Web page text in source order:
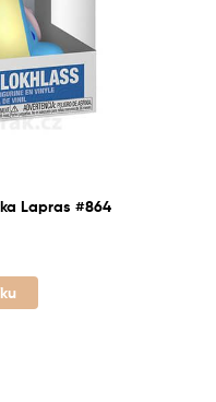
Lapras #864